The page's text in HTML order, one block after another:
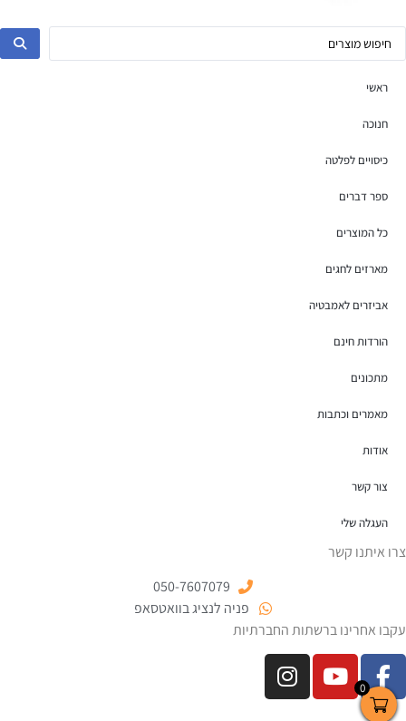
0
ראשי
חנוכה
כיסויים לפלטה
ספר דברים
כל המוצרים
מארזים לחגים
אביזרים לאמבטיה
הורדות חינם
מתכונים
מאמרים וכתבות
אודות
צור קשר
העגלה שלי
צרו איתנו קשר
050-7607079
פניה לנציג בוואטסאפ
עקבו אחרינו ברשתות החברתיות